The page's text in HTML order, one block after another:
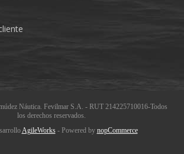
Náutica. Fevilmar S.A. - RUT 214225710016-Todos
los derechos reservados.
AgileWorks- Powered by nopCommerce